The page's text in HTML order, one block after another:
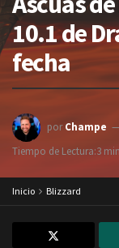
10.1 de
fecha
por Champe
Tiempo de Lectura:3
Inicio Blizzard